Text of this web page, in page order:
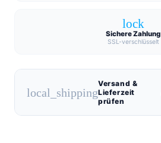
lock
Sichere Zahlung
SSL-verschlüsselt
local_shipping
Versand &
Lieferzeit
prüfen